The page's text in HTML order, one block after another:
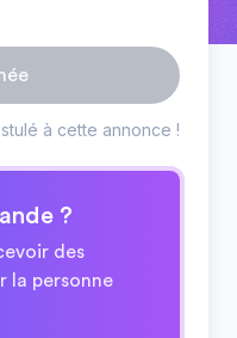
à cette annonce !
?
des
la personne